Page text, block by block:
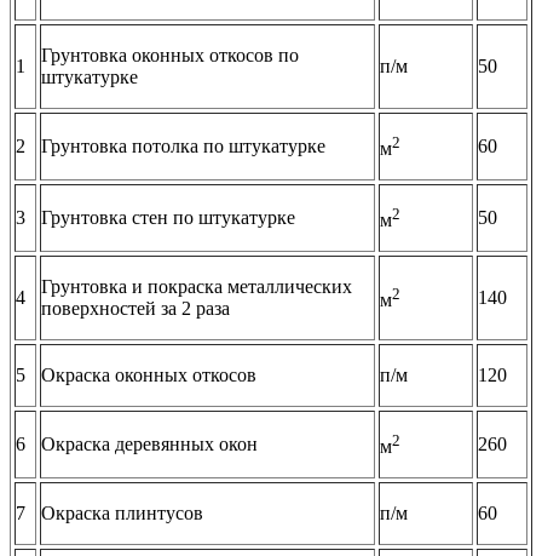
1
Грунтовка оконных откосов по
штукатурке
п/м 50
2 Грунтовка потолка по штукатурке м2 60
3 Грунтовка стен по штукатурке м2 50
4
Грунтовка и покраска металлических
поверхностей за 2 раза
м2 140
5 Окраска оконных откосов п/м 120
6 Окраска деревянных окон м2 260
7 Окраска плинтусов п/м 60